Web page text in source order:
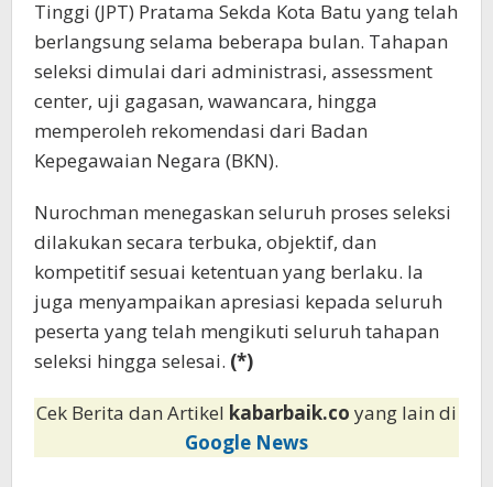
Tinggi (JPT) Pratama Sekda Kota Batu yang telah
berlangsung selama beberapa bulan. Tahapan
seleksi dimulai dari administrasi, assessment
center, uji gagasan, wawancara, hingga
memperoleh rekomendasi dari Badan
Kepegawaian Negara (BKN).
Nurochman menegaskan seluruh proses seleksi
dilakukan secara terbuka, objektif, dan
kompetitif sesuai ketentuan yang berlaku. Ia
juga menyampaikan apresiasi kepada seluruh
peserta yang telah mengikuti seluruh tahapan
seleksi hingga selesai. (*)
Cek Berita dan Artikel kabarbaik.co yang lain di
Google News